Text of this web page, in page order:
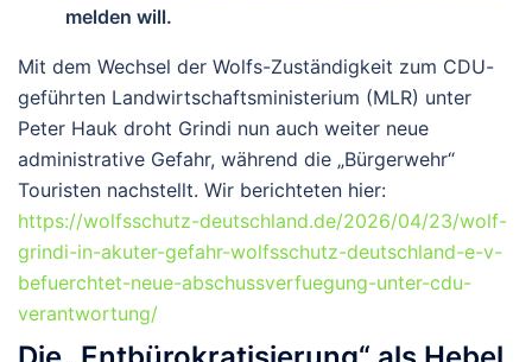
melden will.
Mit dem Wechsel der Wolfs-Zuständigkeit zum CDU-
geführten Landwirtschaftsministerium (MLR) unter
Peter Hauk droht Grindi nun auch weiter neue
administrative Gefahr, während die „Bürgerwehr“
Touristen nachstellt. Wir berichteten hier:
https://wolfsschutz-deutschland.de/2026/04/23/wolf-
grindi-in-akuter-gefahr-wolfsschutz-deutschland-e-v-
befuerchtet-neue-abschussverfuegung-unter-cdu-
verantwortung/